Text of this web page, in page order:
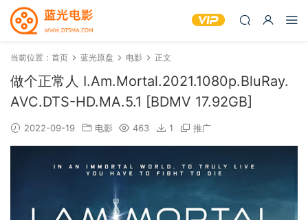
当前位置： 首页 蓝光原盘 电影 正文
做个正常人 I.Am.Mortal.2021.1080p.BluRay.
AVC.DTS-HD.MA.5.1 [BDMV 17.92GB]
2022-09-19 电影 463 1 推广